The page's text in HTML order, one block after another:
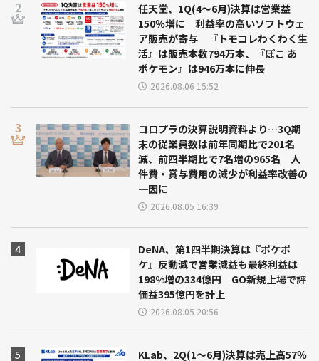
任天堂、1Q(4～6月)決算は営業益
150％増に 利益率の高いソフトウェ
ア販売が寄与 『トモコレわくわく生
活』は販売本数794万本、『ぽこ あ
ポケモン』は946万本に伸長
2026.08.06 15:52
コロプラの決算説明資料より…3Q期
末の従業員数は前年同期比で201名
減、前四半期比で7名増の965名 人
件費・賞与費用の減少が利益率改善の
一因に
2026.08.05 16:39
DeNA、第1四半期決算は『ポケポ
ケ』反動減で営業減益も最終利益は
198%増の334億円 GO新規上場で評
価益395億円を計上
2026.08.05 20:56
KLab、2Q(1～6月)決算は売上高57％